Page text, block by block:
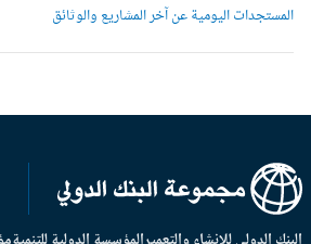
المستجدات اليومية عن آخر المشاريع والوثائق